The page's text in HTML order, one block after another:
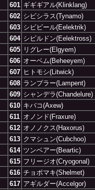
601 ギギギアル(Klinklang)
602 シビシラス(Tynamo)
603 シビビール(Eelektrik)
604 シビルドン(Eelektross)
605 リグレー(Elgyem)
606 オーベム(Beheeyem)
607 ヒトモシ(Litwick)
608 ランプラー(Lampent)
609 シャンデラ(Chandelure)
610 キバコ(Axew)
611 オノンド(Fraxure)
612 オノノクス(Haxorus)
613 クマシュン(Cubchoo)
614 ツンベアー(Beartic)
615 フリージオ(Cryogonal)
616 チョボマキ(Shelmet)
617 アギルダー(Accelgor)